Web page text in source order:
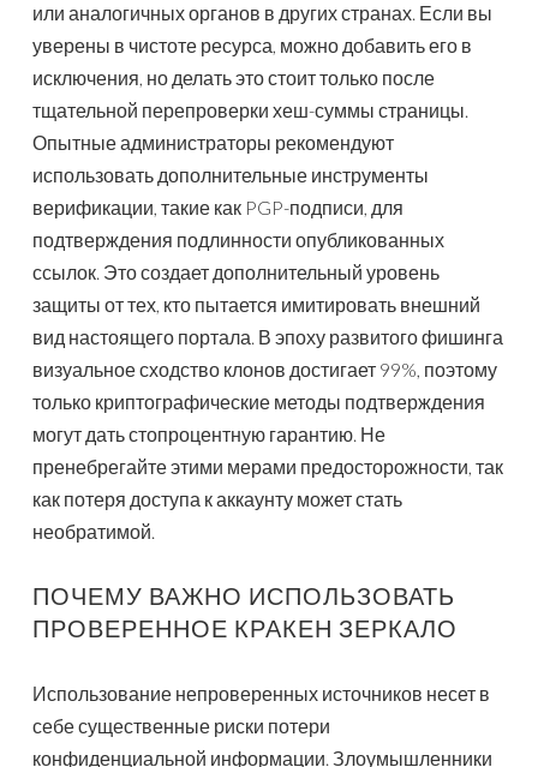
или аналогичных органов в других странах. Если вы
уверены в чистоте ресурса, можно добавить его в
исключения, но делать это стоит только после
тщательной перепроверки хеш-суммы страницы.
Опытные администраторы рекомендуют
использовать дополнительные инструменты
верификации, такие как PGP-подписи, для
подтверждения подлинности опубликованных
ссылок. Это создает дополнительный уровень
защиты от тех, кто пытается имитировать внешний
вид настоящего портала. В эпоху развитого фишинга
визуальное сходство клонов достигает 99%, поэтому
только криптографические методы подтверждения
могут дать стопроцентную гарантию. Не
пренебрегайте этими мерами предосторожности, так
как потеря доступа к аккаунту может стать
необратимой.
ПОЧЕМУ ВАЖНО ИСПОЛЬЗОВАТЬ
ПРОВЕРЕННОЕ КРАКЕН ЗЕРКАЛО
Использование непроверенных источников несет в
себе существенные риски потери
конфиденциальной информации. Злоумышленники